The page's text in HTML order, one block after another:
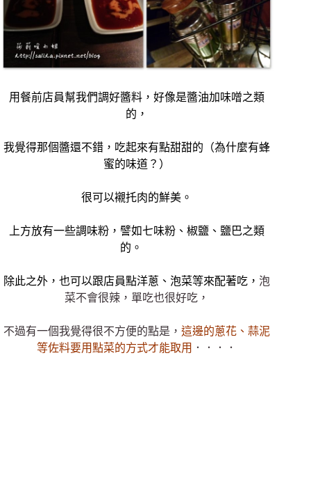
用餐前店員幫我們調好醬料，好像是醬油加味噌之類
的，
我覺得那個醬還不錯，吃起來有點甜甜的（為什麼有蜂
蜜的味道？）
很可以襯托肉的鮮美。
上方放有一些調味粉，譬如七味粉、椒鹽、鹽巴之類
的。
除此之外，也可以跟店員點洋蔥、泡菜等來配著吃，泡
菜不會很辣，單吃也很好吃，
不過有一個我覺得很不方便的點是，這邊的蔥花、蒜泥
等佐料要用點菜的方式才能取用 ．．．．